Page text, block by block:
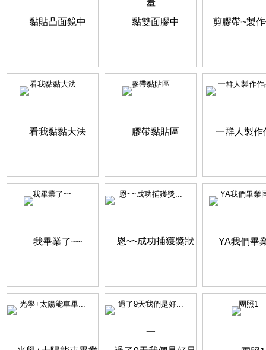
看我黏黏大法 膠帶黏貼區 一群人製作作
我畢業了~~ 恩~~成功捕獲獎... YA我們畢業
光學+太陽能車畢... 過了9天我們是好... 團照1